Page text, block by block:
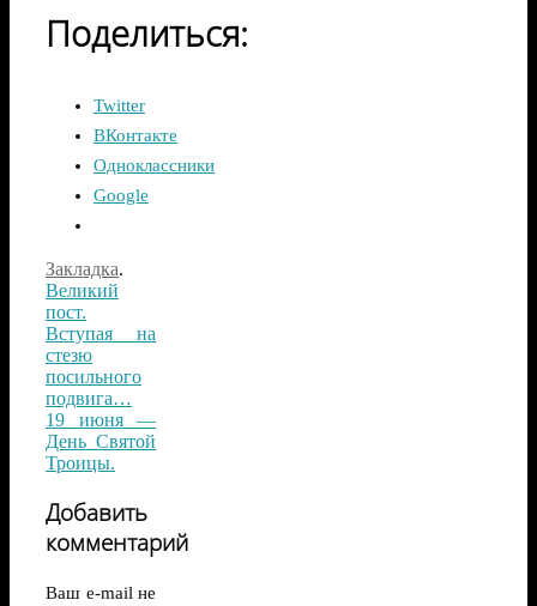
Поделиться:
Twitter
ВКонтакте
Одноклассники
Google
Закладка.
Великий
пост.
Вступая на
стезю
посильного
подвига…
19 июня —
День Святой
Троицы.
Добавить
комментарий
Ваш e-mail не